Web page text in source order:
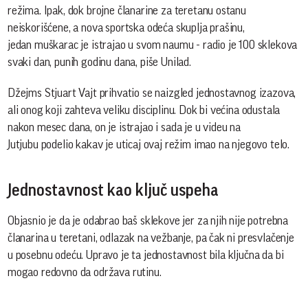
režima. Ipak, dok brojne članarine za teretanu ostanu
neiskorišćene, a nova sportska odeća skuplja prašinu,
jedan muškarac je istrajao u svom naumu - radio je 100 sklekova
svaki dan, punih godinu dana, piše Unilad.
Džejms Stjuart Vajt prihvatio se naizgled jednostavnog izazova,
ali onog koji zahteva veliku disciplinu. Dok bi većina odustala
nakon mesec dana, on je istrajao i sada je u videu na
Jutjubu podelio kakav je uticaj ovaj režim imao na njegovo telo.
Jednostavnost kao ključ uspeha
Objasnio je da je odabrao baš sklekove jer za njih nije potrebna
članarina u teretani, odlazak na vežbanje, pa čak ni presvlačenje
u posebnu odeću. Upravo je ta jednostavnost bila ključna da bi
mogao redovno da održava rutinu.